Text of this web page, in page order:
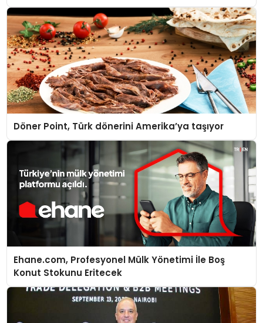
Döner Point, Türk dönerini Amerika’ya taşıyor
Ehane.com, Profesyonel Mülk Yönetimi İle Boş
Konut Stokunu Eritecek